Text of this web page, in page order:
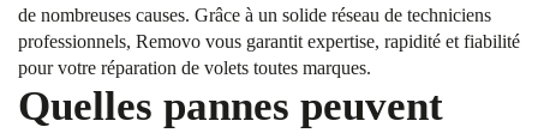
de nombreuses causes. Grâce à un solide réseau de techniciens
professionnels, Removo vous garantit expertise, rapidité et fiabilité
pour votre réparation de volets toutes marques.
Quelles pannes peuvent